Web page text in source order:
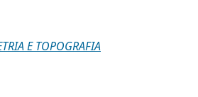
E TOPOGRAFIA